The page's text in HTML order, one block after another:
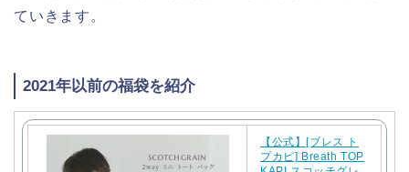
ていきます。
2021年以前の福袋を紹介
【公式】[ブレス ト
プカピ] Breath TOP